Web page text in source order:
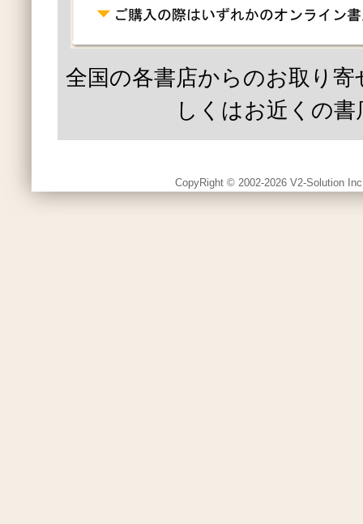
全国の各書店からのお取り
しくはお近くの書
CopyRight © 2002-2026 V2-Solution